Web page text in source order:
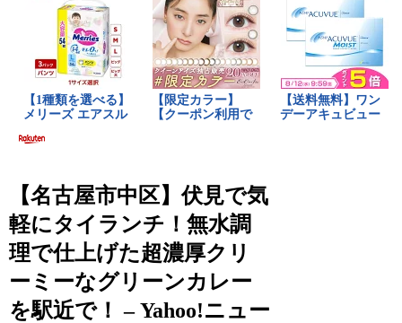
【名古屋市中区】伏見で気
軽にタイランチ！無水調
理で仕上げた超濃厚クリ
ーミーなグリーンカレー
を駅近で！ – Yahoo!ニュー